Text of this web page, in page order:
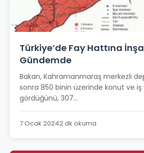
Türkiye’de Fay Hattına
Gündemde
Bakan, Kahramanmaraş merkezli
sonra 850 binin üzerinde konut ve iş
gördüğünü, 307...
7 Ocak 20242 dk okuma